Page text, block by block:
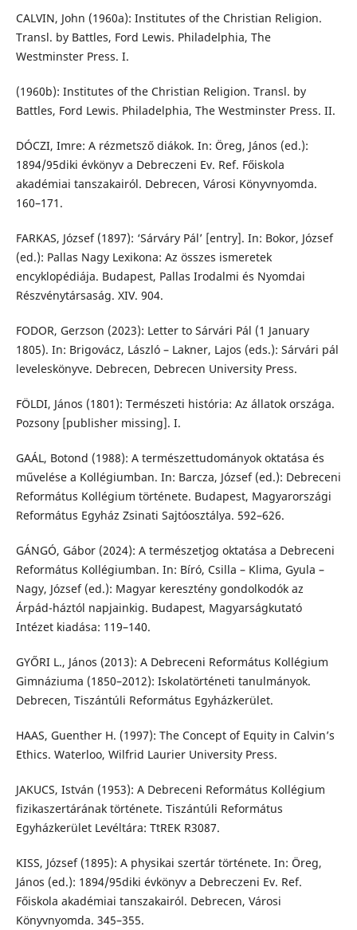
CALVIN, John (1960a): Institutes of the Christian Religion.
Transl. by Battles, Ford Lewis. Philadelphia, The
Westminster Press. I.
(1960b): Institutes of the Christian Religion. Transl. by
Battles, Ford Lewis. Philadelphia, The Westminster Press. II.
DÓCZI, Imre: A rézmetsző diákok. In: Öreg, János (ed.):
1894/95diki évkönyv a Debreczeni Ev. Ref. Főiskola
akadémiai tanszakairól. Debrecen, Városi Könyvnyomda.
160–171.
FARKAS, József (1897): ‘Sárváry Pál’ [entry]. In: Bokor, József
(ed.): Pallas Nagy Lexikona: Az összes ismeretek
encyklopédiája. Budapest, Pallas Irodalmi és Nyomdai
Részvénytársaság. XIV. 904.
FODOR, Gerzson (2023): Letter to Sárvári Pál (1 January
1805). In: Brigovácz, László – Lakner, Lajos (eds.): Sárvári pál
leveleskönyve. Debrecen, Debrecen University Press.
FÖLDI, János (1801): Természeti história: Az állatok országa.
Pozsony [publisher missing]. I.
GAÁL, Botond (1988): A természettudományok oktatása és
művelése a Kollégiumban. In: Barcza, József (ed.): Debreceni
Református Kollégium története. Budapest, Magyarországi
Református Egyház Zsinati Sajtóosztálya. 592–626.
GÁNGÓ, Gábor (2024): A természetjog oktatása a Debreceni
Református Kollégiumban. In: Bíró, Csilla – Klima, Gyula –
Nagy, József (ed.): Magyar keresztény gondolkodók az
Árpád-háztól napjainkig. Budapest, Magyarságkutató
Intézet kiadása: 119–140.
GYŐRI L., János (2013): A Debreceni Református Kollégium
Gimnáziuma (1850–2012): Iskolatörténeti tanulmányok.
Debrecen, Tiszántúli Református Egyházkerület.
HAAS, Guenther H. (1997): The Concept of Equity in Calvin’s
Ethics. Waterloo, Wilfrid Laurier University Press.
JAKUCS, István (1953): A Debreceni Református Kollégium
fizikaszertárának története. Tiszántúli Református
Egyházkerület Levéltára: TtREK R3087.
KISS, József (1895): A physikai szertár története. In: Öreg,
János (ed.): 1894/95diki évkönyv a Debreczeni Ev. Ref.
Főiskola akadémiai tanszakairól. Debrecen, Városi
Könyvnyomda. 345–355.